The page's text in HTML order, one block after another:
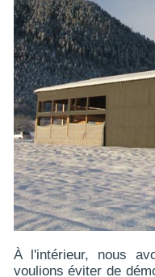
À l'intérieur, nous
voulions éviter de